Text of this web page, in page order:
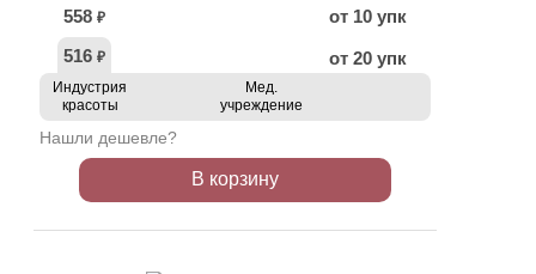
558 ₽
от 10 упк
516 ₽ от 20 упк
Индустрия
красоты
Мед.
учреждение
Нашли дешевле?
В корзину